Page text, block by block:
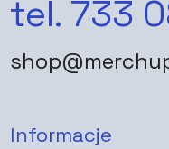
tel. 733
Informacje